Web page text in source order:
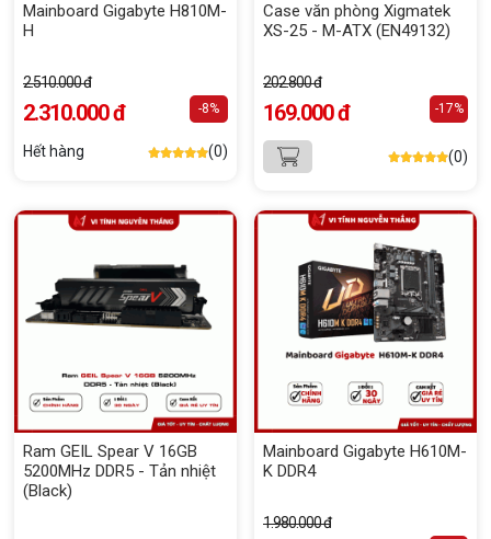
Mainboard Gigabyte H810M-
H
2.510.000 đ
2.310.000 đ -8%
Hết hàng (0)
Case văn phòng Xigmatek
XS-25 - M-ATX (EN49132)
202.800 đ
169.000 đ -17%
(0)
Ram GEIL Spear V 16GB
5200MHz DDR5 - Tản nhiệt
(Black)
Mainboard Gigabyte H610M-
K DDR4
1.980.000 đ